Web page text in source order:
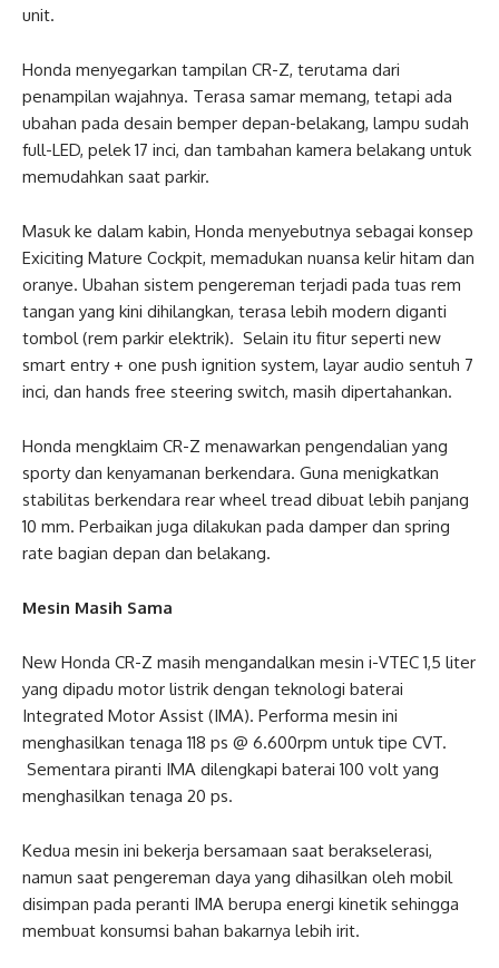
unit.
Honda menyegarkan tampilan CR-Z, terutama dari
penampilan wajahnya. Terasa samar memang, tetapi ada
ubahan pada desain bemper depan-belakang, lampu sudah
full-LED, pelek 17 inci, dan tambahan kamera belakang untuk
memudahkan saat parkir.
Masuk ke dalam kabin, Honda menyebutnya sebagai konsep
Exiciting Mature Cockpit, memadukan nuansa kelir hitam dan
oranye. Ubahan sistem pengereman terjadi pada tuas rem
tangan yang kini dihilangkan, terasa lebih modern diganti
tombol (rem parkir elektrik). Selain itu fitur seperti new
smart entry + one push ignition system, layar audio sentuh 7
inci, dan hands free steering switch, masih dipertahankan.
Honda mengklaim CR-Z menawarkan pengendalian yang
sporty dan kenyamanan berkendara. Guna menigkatkan
stabilitas berkendara rear wheel tread dibuat lebih panjang
10 mm. Perbaikan juga dilakukan pada damper dan spring
rate bagian depan dan belakang.
Mesin Masih Sama
New Honda CR-Z masih mengandalkan mesin i-VTEC 1,5 liter
yang dipadu motor listrik dengan teknologi baterai
Integrated Motor Assist (IMA). Performa mesin ini
menghasilkan tenaga 118 ps @ 6.600rpm untuk tipe CVT.
Sementara piranti IMA dilengkapi baterai 100 volt yang
menghasilkan tenaga 20 ps.
Kedua mesin ini bekerja bersamaan saat berakselerasi,
namun saat pengereman daya yang dihasilkan oleh mobil
disimpan pada peranti IMA berupa energi kinetik sehingga
membuat konsumsi bahan bakarnya lebih irit.